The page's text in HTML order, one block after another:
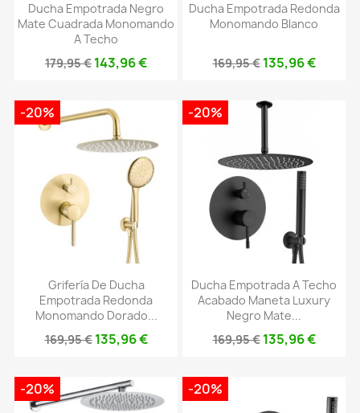
Ducha Empotrada Negro
Mate Cuadrada Monomando
A Techo
179,95 € 143,96 €
Ducha Empotrada Redonda
Monomando Blanco
169,95 € 135,96 €
Grifería De Ducha
Empotrada Redonda
Monomando Dorado...
169,95 € 135,96 €
-20%
Ducha Empotrada A Techo
Acabado Maneta Luxury
Negro Mate...
169,95 € 135,96 €
-20%
-20% -20%